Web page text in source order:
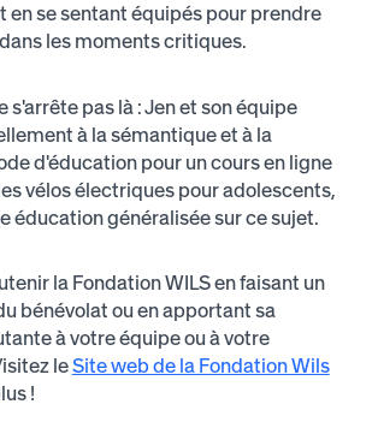
en se sentant équipés pour prendre
les moments critiques.
s'arrête pas là : Jen et son équipe
à la sémantique et à la
d'éducation pour un cours en ligne
vélos électriques pour adolescents,
éducation généralisée sur ce sujet.
la Fondation WILS en faisant un
bénévolat ou en apportant sa
à votre équipe ou à votre
leSite web de la Fondation Wils
!